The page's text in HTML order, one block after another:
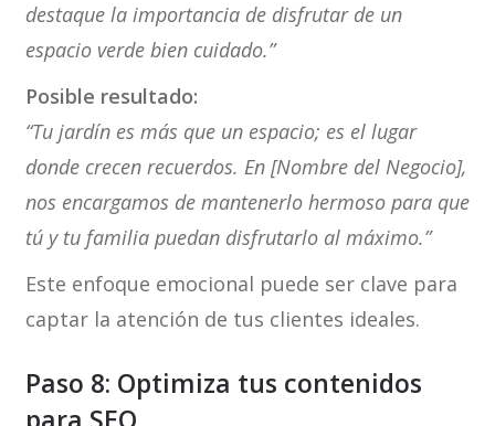
destaque la importancia de disfrutar de un
espacio verde bien cuidado.”
Posible resultado:
“Tu jardín es más que un espacio; es el lugar
donde crecen recuerdos. En [Nombre del Negocio],
nos encargamos de mantenerlo hermoso para que
tú y tu familia puedan disfrutarlo al máximo.”
Este enfoque emocional puede ser clave para
captar la atención de tus clientes ideales.
Paso 8: Optimiza tus contenidos